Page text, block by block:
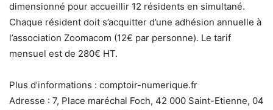
dimensionné pour accueillir 12 résidents en simultané.
Chaque résident doit s’acquitter d’une adhésion annuelle à
l’association Zoomacom (12€ par personne). Le tarif
mensuel est de 280€ HT.
Plus d’informations : comptoir-numerique.fr
Adresse : 7, Place maréchal Foch, 42 000 Saint-Etienne, 04